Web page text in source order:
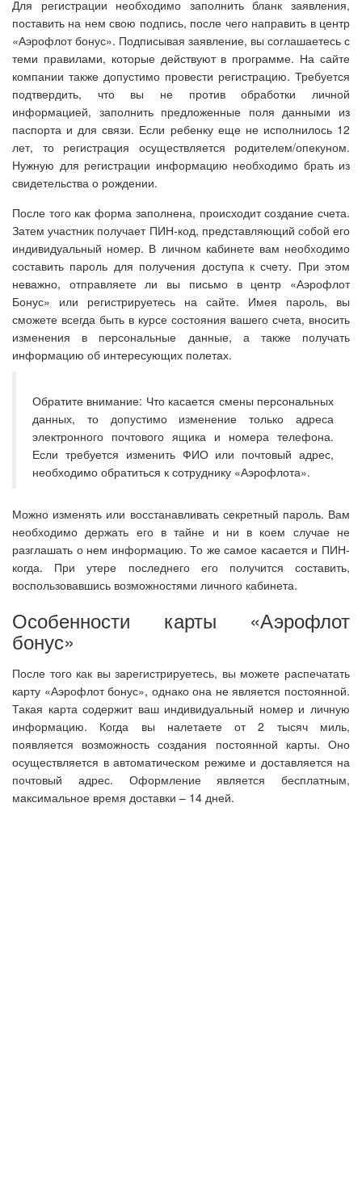
Для регистрации необходимо заполнить бланк заявления,
поставить на нем свою подпись, после чего направить в центр
«Аэрофлот бонус». Подписывая заявление, вы соглашаетесь с
теми правилами, которые действуют в программе. На сайте
компании также допустимо провести регистрацию. Требуется
подтвердить, что вы не против обработки личной
информацией, заполнить предложенные поля данными из
паспорта и для связи. Если ребенку еще не исполнилось 12
лет, то регистрация осуществляется родителем/опекуном.
Нужную для регистрации информацию необходимо брать из
свидетельства о рождении.
После того как форма заполнена, происходит создание счета.
Затем участник получает ПИН-код, представляющий собой его
индивидуальный номер. В личном кабинете вам необходимо
составить пароль для получения доступа к счету. При этом
неважно, отправляете ли вы письмо в центр «Аэрофлот
Бонус» или регистрируетесь на сайте. Имея пароль, вы
сможете всегда быть в курсе состояния вашего счета, вносить
изменения в персональные данные, а также получать
информацию об интересующих полетах.
Обратите внимание: Что касается смены персональных
данных, то допустимо изменение только адреса
электронного почтового ящика и номера телефона.
Если требуется изменить ФИО или почтовый адрес,
необходимо обратиться к сотруднику «Аэрофлота».
Можно изменять или восстанавливать секретный пароль. Вам
необходимо держать его в тайне и ни в коем случае не
разглашать о нем информацию. То же самое касается и ПИН-
когда. При утере последнего его получится составить,
воспользовавшись возможностями личного кабинета.
Особенности карты «Аэрофлот
бонус»
После того как вы зарегистрируетесь, вы можете распечатать
карту «Аэрофлот бонус», однако она не является постоянной.
Такая карта содержит ваш индивидуальный номер и личную
информацию. Когда вы налетаете от 2 тысяч миль,
появляется возможность создания постоянной карты. Оно
осуществляется в автоматическом режиме и доставляется на
почтовый адрес. Оформление является бесплатным,
максимальное время доставки – 14 дней.